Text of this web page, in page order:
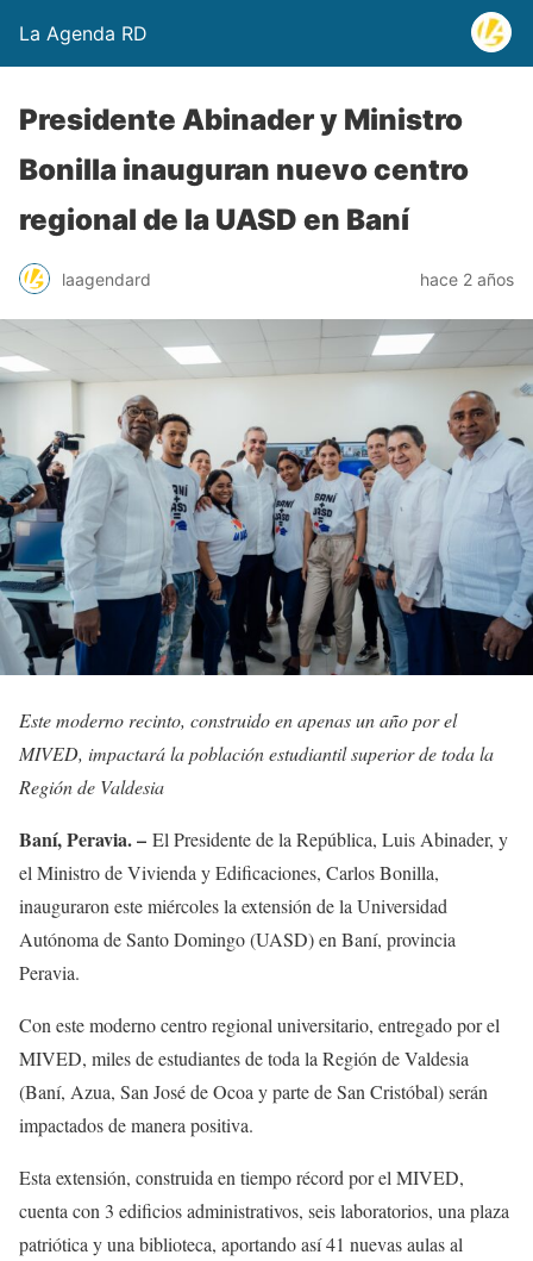
La Agenda RD
Presidente Abinader y Ministro
Bonilla inauguran nuevo centro
regional de la UASD en Baní
laagendard hace 2 años
Este moderno recinto, construido en apenas un año por el
MIVED, impactará la población estudiantil superior de toda la
Región de Valdesia
Baní, Peravia. – El Presidente de la República, Luis Abinader, y
el Ministro de Vivienda y Edificaciones, Carlos Bonilla,
inauguraron este miércoles la extensión de la Universidad
Autónoma de Santo Domingo (UASD) en Baní, provincia
Peravia.
Con este moderno centro regional universitario, entregado por el
MIVED, miles de estudiantes de toda la Región de Valdesia
(Baní, Azua, San José de Ocoa y parte de San Cristóbal) serán
impactados de manera positiva.
Esta extensión, construida en tiempo récord por el MIVED,
cuenta con 3 edificios administrativos, seis laboratorios, una plaza
patriótica y una biblioteca, aportando así 41 nuevas aulas al